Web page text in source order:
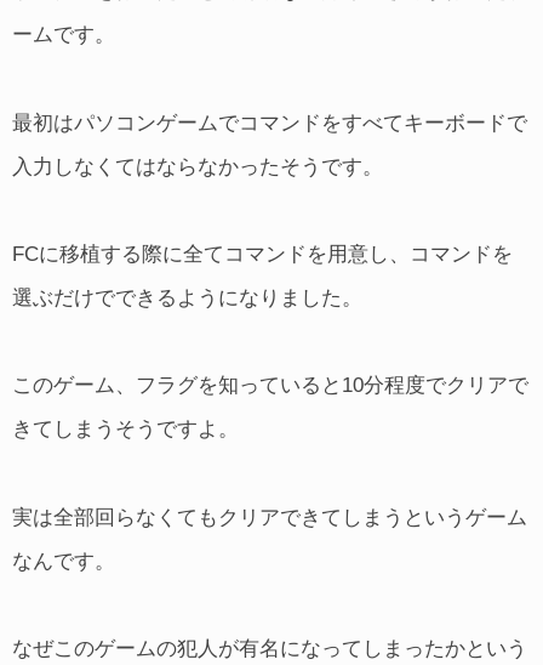
ームです。
最初はパソコンゲームでコマンドをすべてキーボードで
入力しなくてはならなかったそうです。
FCに移植する際に全てコマンドを用意し、コマンドを
選ぶだけでできるようになりました。
このゲーム、フラグを知っていると10分程度でクリアで
きてしまうそうですよ。
実は全部回らなくてもクリアできてしまうというゲーム
なんです。
なぜこのゲームの犯人が有名になってしまったかという